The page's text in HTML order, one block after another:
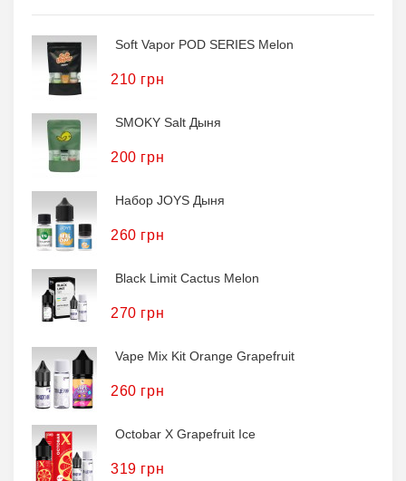
Soft Vapor POD SERIES Melon
210 грн
SMOKY Salt Дыня
200 грн
Набор JOYS Дыня
260 грн
Black Limit Cactus Melon
270 грн
Vape Mix Kit Orange Grapefruit
260 грн
Octobar X Grapefruit Ice
319 грн